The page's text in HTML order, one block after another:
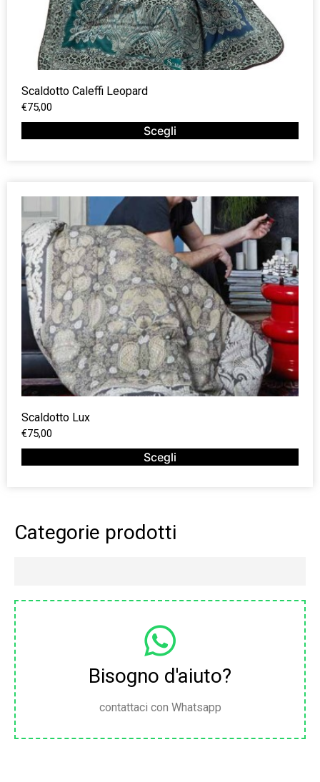
Scaldotto Caleffi Leopard
€75,00
Scegli
Scaldotto Lux
€75,00
Scegli
Categorie prodotti
Bisogno d'aiuto?
contattaci con Whatsapp